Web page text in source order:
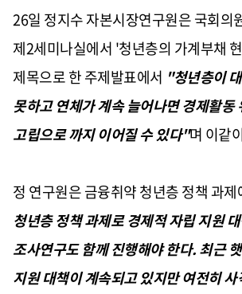
26일 정지수 자본시장연구원은 국회의
제2세미나실에서 '청년층의 가계부채
제목으로 한 주제발표에서 "청년층이
못하고 연체가 계속 늘어나면 경제활동
고립으로 까지 이어질 수 있다"며 이같
정 연구원은 금융취약 청년층 정책 과제
청년층 정책 과제로 경제적 자립 지원
조사연구도 함께 진행해야 한다. 최근
지원 대책이 계속되고 있지만 여전히